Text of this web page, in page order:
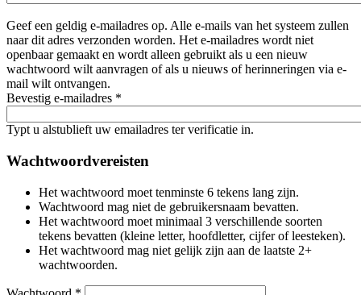
Geef een geldig e-mailadres op. Alle e-mails van het systeem zullen
naar dit adres verzonden worden. Het e-mailadres wordt niet
openbaar gemaakt en wordt alleen gebruikt als u een nieuw
wachtwoord wilt aanvragen of als u nieuws of herinneringen via e-
mail wilt ontvangen.
Bevestig e-mailadres *
Typt u alstublieft uw emailadres ter verificatie in.
Wachtwoordvereisten
Het wachtwoord moet tenminste 6 tekens lang zijn.
Wachtwoord mag niet de gebruikersnaam bevatten.
Het wachtwoord moet minimaal 3 verschillende soorten
tekens bevatten (kleine letter, hoofdletter, cijfer of leesteken).
Het wachtwoord mag niet gelijk zijn aan de laatste 2+
wachtwoorden.